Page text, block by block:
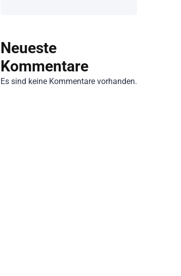
Neueste
Kommentare
Es sind keine Kommentare vorhanden.